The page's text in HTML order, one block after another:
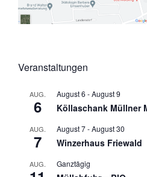
Veranstaltungen
AUG.
6
August 6 -August 9
Köllaschank Müllner
AUG.
7
August 7-August 30
Winzerhaus Friewald
AUG. Ganztägig